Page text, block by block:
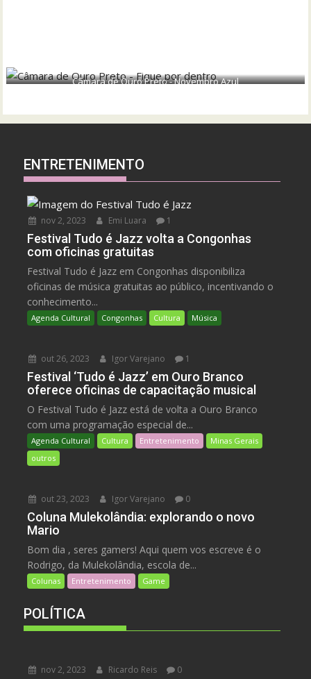
Câmara de Ouro Preto - Novembro Azul
ENTRETENIMENTO
nov 2, 2023 Emi Luara 1
Festival Tudo é Jazz volta a Congonhas
com oficinas gratuitas
Festival Tudo é Jazz em Congonhas disponibiliza
oficinas de música gratuitas ao público, incentivando o
conhecimento...
Agenda Cultural Congonhas Cultura Música
out 26, 2023 Igor Varejano 1
Festival ‘Tudo é Jazz’ em Ouro Branco
oferece oficinas de capacitação musical
O Festival Tudo é Jazz está de volta a Ouro Branco
com uma programação especial de...
Agenda Cultural Cultura Entretenimento
Minas Gerais
outros
out 23, 2023 Igor Varejano 0
Coluna Mulekolândia: explorando o novo
Mario
Bom dia , seres gamers! Aqui quem vos escreve é o
Rodrigo, da Mulekolândia, escola de...
Colunas Entretenimento Game
POLÍTICA
nov 2, 2023 Ricardo Reis 0